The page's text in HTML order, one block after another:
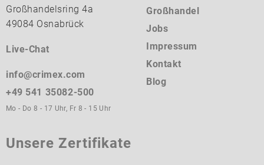
Großhandelsring 4a
49084 Osnabrück
Live-Chat
info@crimex.com
+49 541 35082-500
Mo - Do 8 - 17 Uhr, Fr 8 - 15 Uhr
Großhandel
Jobs
Impressum
Kontakt
Blog
Unsere Zertifikate